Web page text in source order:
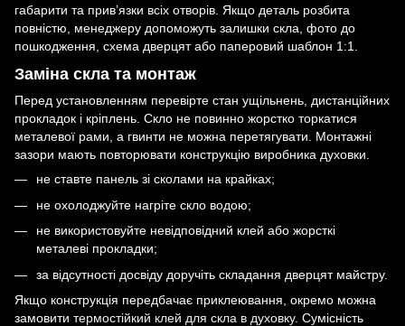
габарити та прив’язки всіх отворів. Якщо деталь розбита
повністю, менеджеру допоможуть залишки скла, фото до
пошкодження, схема дверцят або паперовий шаблон 1:1.
Заміна скла та монтаж
Перед установленням перевірте стан ущільнень, дистанційних
прокладок і кріплень. Скло не повинно жорстко торкатися
металевої рами, а гвинти не можна перетягувати. Монтажні
зазори мають повторювати конструкцію виробника духовки.
не ставте панель зі сколами на крайках;
не охолоджуйте нагріте скло водою;
не використовуйте невідповідний клей або жорсткі
металеві прокладки;
за відсутності досвіду доручіть складання дверцят майстру.
Якщо конструкція передбачає приклеювання, окремо можна
замовити термостійкий клей для скла в духовку. Сумісність